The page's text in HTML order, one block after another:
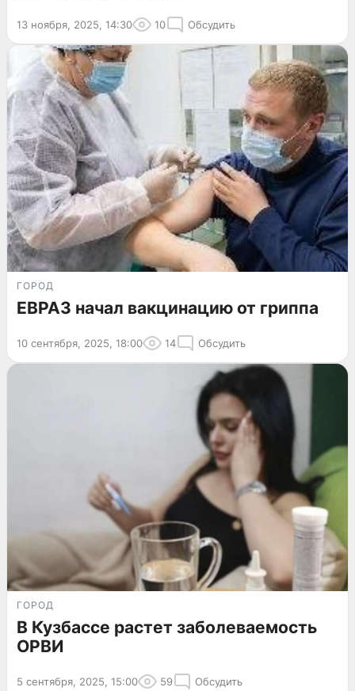
13 ноября, 2025, 14:30 10 Обсудить
ГОРОД
ЕВРАЗ начал вакцинацию от гриппа
10 сентября, 2025, 18:00 14 Обсудить
ГОРОД
В Кузбассе растет заболеваемость
ОРВИ
5 сентября, 2025, 15:00 59 Обсудить